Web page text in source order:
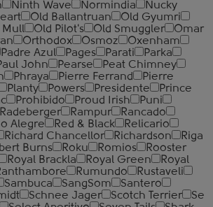
Ninth Wave Normindia
Nucky
Old Ballantruan
Old Gyumri
Mull Old Pilot's Old Smuggler
Omar
Orthodox Osmoz
Oxenham
Padre Azul Pages Parati
Parka
John Pearse
Peat Chimney
Phraya Pierre Ferrand
Pierre
Planty Powers Presidente
Prince
Prohibido Proud Irish
Puni
Radeberger Rampur
Rancado
Alegre Red & Black
Relicario
Richard Chancellor Richardson
Riga
Burns Roku Romios
Rooster
Royal Brackla Royal Green
Royal
Rumundo
Rustaveli
Sambuca SangSom
Santero
Schnee Jager Scotch Terrier
Se